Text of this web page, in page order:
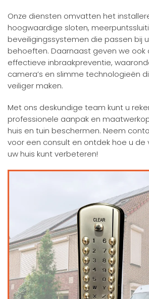
Onze diensten omvatten het
hoogwaardige sloten,
beveiligingssystemen die passen bij
behoeften. Daarnaast geven we ook
effectieve inbraakpreventie,
camera’s en slimme technologieën
veiliger maken.
Met ons deskundige team kunt u
professionele aanpak en
huis en tuin beschermen. Neem
voor een consult en ontdek hoe u de
uw huis kunt verbeteren!